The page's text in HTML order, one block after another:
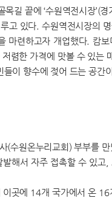
길 끝에 ‘수원역전시장’(
있다. 수원역전시장의
련하고자 개업했다. 캄
렴한 가격에 맛볼 수 있는
이 향수에 젖어 드는 공간
수원온누리교회) 부부를
해서 자주 접촉할 수 있
곳에 14개 국가에서 온